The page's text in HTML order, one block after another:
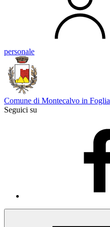
personale
Comune di Montecalvo in Foglia
Seguici su